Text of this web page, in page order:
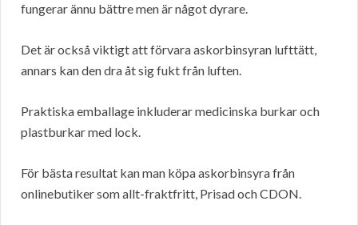
fungerar ännu bättre men är något dyrare.
Det är också viktigt att förvara askorbinsyran lufttätt,
annars kan den dra åt sig fukt från luften.
Praktiska emballage inkluderar medicinska burkar och
plastburkar med lock.
För bästa resultat kan man köpa askorbinsyra från
onlinebutiker som allt-fraktfritt, Prisad och CDON.